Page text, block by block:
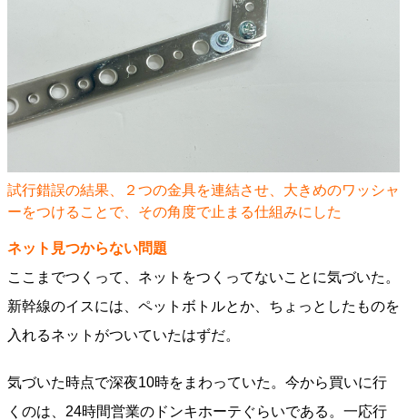
試行錯誤の結果、２つの金具を連結させ、大きめのワッシャ
ーをつけることで、その角度で止まる仕組みにした
ネット見つからない問題
ここまでつくって、ネットをつくってないことに気づいた。
新幹線のイスには、ペットボトルとか、ちょっとしたものを
入れるネットがついていたはずだ。
気づいた時点で深夜10時をまわっていた。今から買いに行
くのは、24時間営業のドンキホーテぐらいである。一応行